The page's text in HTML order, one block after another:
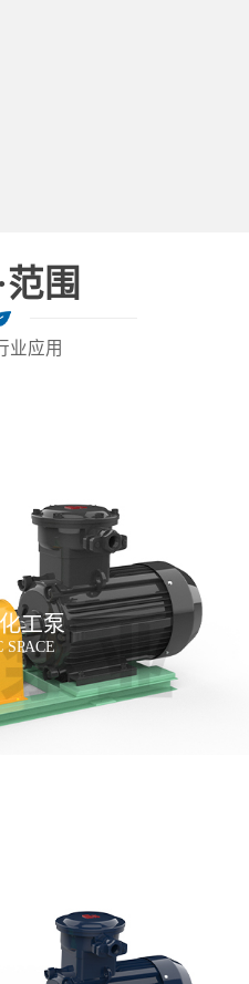
范围
业应用
工泵
SPACE